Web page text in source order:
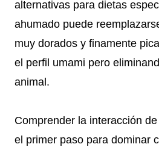
alternativas para dietas
ahumado puede
muy dorados y finamente
el perfil umami pero
animal.
Comprender la interacción
el primer paso para dominar